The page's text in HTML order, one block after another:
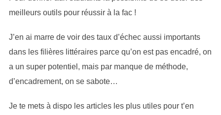
meilleurs outils pour réussir à la fac !
J’en ai marre de voir des taux d’échec aussi importants
dans les filières littéraires parce qu’on est pas encadré, on
a un super potentiel, mais par manque de méthode,
d’encadrement, on se sabote…
Je te mets à dispo les articles les plus utiles pour t’en